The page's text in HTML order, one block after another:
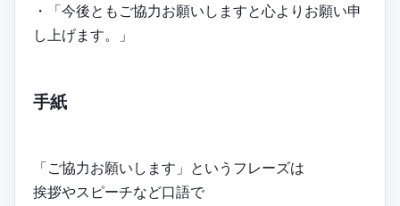
・「今後ともご協力お願いしますと心よりお願い申
し上げます。」
手紙
「ご協力お願いします」というフレーズは
挨拶やスピーチなど口語で